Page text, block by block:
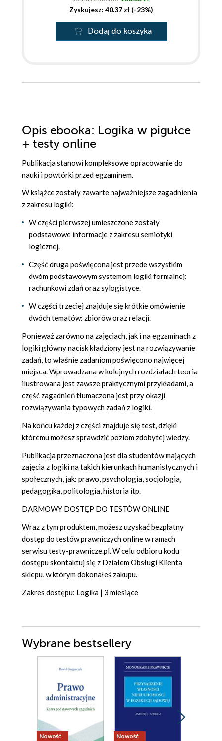
Zyskujesz: 40.37 zł (-23%)
Dodaj do koszyka
Opis ebooka: Logika w pigułce
+ testy online
Publikacja stanowi kompleksowe opracowanie do
nauki i powtórki przed egzaminem.
W książce zostały zawarte najważniejsze zagadnienia
z zakresu logiki:
W części pierwszej umieszczone zostały
podstawowe informacje z zakresu semiotyki
logicznej.
Część druga poświęcona jest przede wszystkim
dwóm podstawowym systemom logiki formalnej:
rachunkowi zdań oraz sylogistyce.
W części trzeciej znajduje się krótkie omówienie
dwóch tematów: zbiorów oraz relacji.
Ponieważ zarówno na zajęciach, jak i na egzaminach z
logiki główny nacisk kładziony jest na rozwiązywanie
zadań, to właśnie zadaniom poświęcono najwięcej
miejsca. Wprowadzana w kolejnych rozdziałach teoria
ilustrowana jest zawsze praktycznymi przykładami, a
część zagadnień tłumaczona jest przy okazji
rozwiązywania typowych zadań z logiki.
Na końcu każdej z części znajduje się test, dzięki
któremu możesz sprawdzić poziom zdobytej wiedzy.
Publikacja przeznaczona jest dla studentów mających
zajęcia z logiki na takich kierunkach humanistycznych i
społecznych, jak: prawo, psychologia, socjologia,
pedagogika, politologia, historia itp.
DARMOWY DOSTĘP DO TESTÓW ONLINE
Wraz z tym produktem, możesz uzyskać bezpłatny
dostęp do testów prawniczych online w ramach
serwisu testy-prawnicze.pl. W celu odbioru kodu
dostępu skontaktuj się z Działem Obsługi Klienta
sklepu, w którym dokonałeś zakupu.
Zakres dostępu: Logika | 3 miesiące
Wybrane bestsellery
Nowość
Nowość